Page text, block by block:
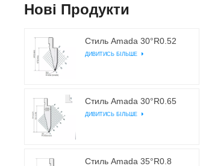
Нові Продукти
Стиль Amada 30°R0.52
ДИВИТИСЬ БІЛЬШЕ
Стиль Amada 30°R0.65
ДИВИТИСЬ БІЛЬШЕ
Стиль Amada 35°R0.8